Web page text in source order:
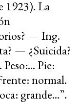
1923). La
— Ing.
— ¿Suicida?
Pie:
normal.
grande...”.